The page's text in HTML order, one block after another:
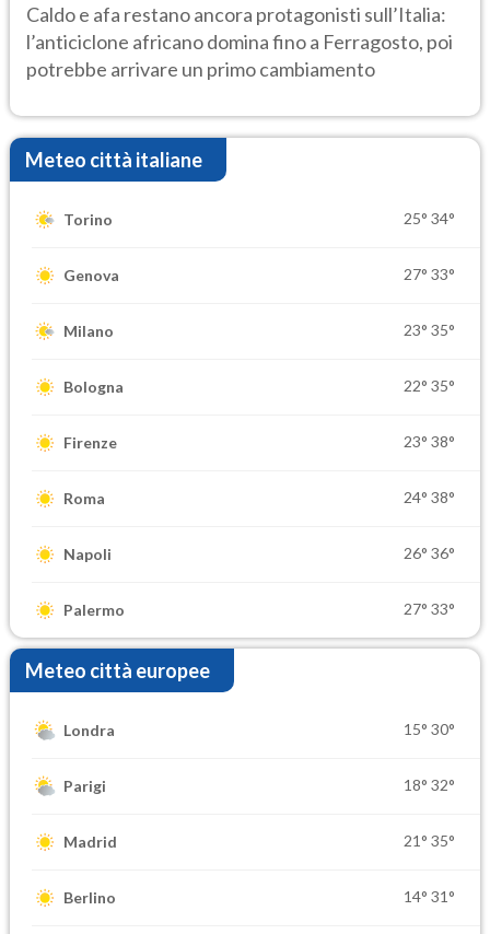
Caldo e afa restano ancora protagonisti sull’Italia:
l’anticiclone africano domina fino a Ferragosto, poi
potrebbe arrivare un primo cambiamento
Meteo città italiane
Torino 25° 34°
Genova 27° 33°
Milano 23° 35°
Bologna 22° 35°
Firenze 23° 38°
Roma 24° 38°
Napoli 26° 36°
Palermo 27° 33°
Meteo città europee
Londra 15° 30°
Parigi 18° 32°
Madrid 21° 35°
Berlino 14° 31°